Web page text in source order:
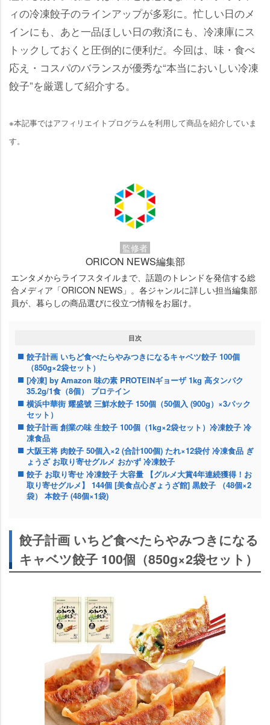
ィの冷凍餃子のラインアップが多彩に。忙しい日のメ
インにも、あと一品ほしい日の救済にも、冷凍庫にス
トックしておくと圧倒的に便利だ。今回は、味・食べ
応え・コスパのバランスが優秀な“本当においしい冷凍
餃子”を厳選して紹介する。
※本記事ではアフィリエイトプログラムを利用して商品を紹介していま
す。
監修者
ORICON NEWS編集部
エンタメからライフスタイルまで、話題のトレンドを発信する総
合メディア「ORICON NEWS」。各ジャンルに詳しい担当編集部
員が、暮らしの商品選びに役立つ情報をお届け。
目次
餃子計画 いちど食べたらやみつきになるキャベツ餃子 100個
（850g×2袋セット）
[冷凍] by Amazon 味の素 PROTEINギョーザ 1kg 高タンパク
35.2g/1食（8個） プロテイン
横浜中華街 耀盛號 三鮮水餃子 150個（50個入 (900g）×3パック
セット）
餃子計画 創業の味 生餃子 100個（1kg×2袋セット）冷凍餃子 冷
凍食品
大阪王将 肉餃子 50個入×2 (合計100個) たれ×12袋付 冷凍食品 ぎ
ょうざ お取り寄せグルメ おかず 冷凍餃子
餃子 お取り寄せ 冷凍餃子 大容量 【グルメ大賞4年連続獲得！お
取り寄せグルメ】 144個 [美食点心ぎょうざ館] 黒餃子 （48個×2
袋） 本餃子 (48個×1袋)
餃子計画 いちど食べたらやみつきになる
キャベツ餃子 100個（850g×2袋セット）